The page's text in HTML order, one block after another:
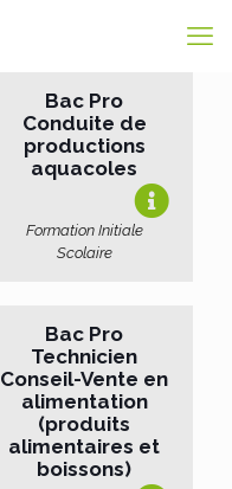
Bac Pro
Conduite de
productions
aquacoles
Formation Initiale
Scolaire
Bac Pro
Technicien
Conseil-Vente en
alimentation
(produits
alimentaires et
boissons)